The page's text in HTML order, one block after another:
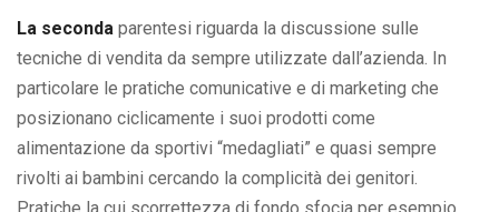
La seconda parentesi riguarda la discussione sulle
tecniche di vendita da sempre utilizzate dall’azienda. In
particolare le pratiche comunicative e di marketing che
posizionano ciclicamente i suoi prodotti come
alimentazione da sportivi “medagliati” e quasi sempre
rivolti ai bambini cercando la complicità dei genitori.